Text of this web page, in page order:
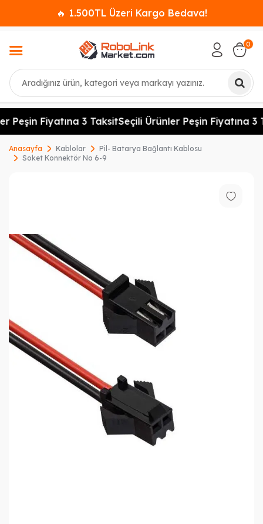
🔥 1.500TL Üzeri Kargo Bedava!
Ara
0
Peşin Fiyatına 3 TaksitSeçili Ürünler Peşin Fiyatına 3
Anasayfa Kablolar
Pil- Batarya Bağlantı Kablosu
Soket Konnektör No 6-9